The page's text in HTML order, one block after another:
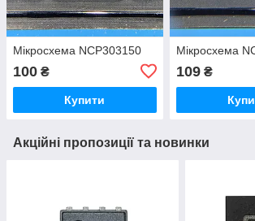
Мікросхема NCP303150
100 ₴
Купити
Мікросхема
109₴
Акційні пропозиції та новинки